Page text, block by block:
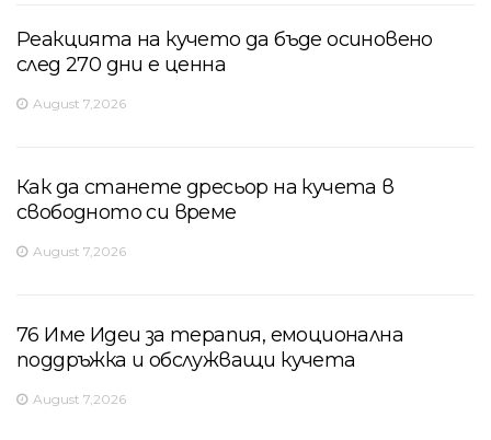
Реакцията на кучето да бъде осиновено
след 270 дни е ценна
August 7,2026
Как да станете дресьор на кучета в
свободното си време
August 7,2026
76 Име Идеи за терапия, емоционална
поддръжка и обслужващи кучета
August 7,2026